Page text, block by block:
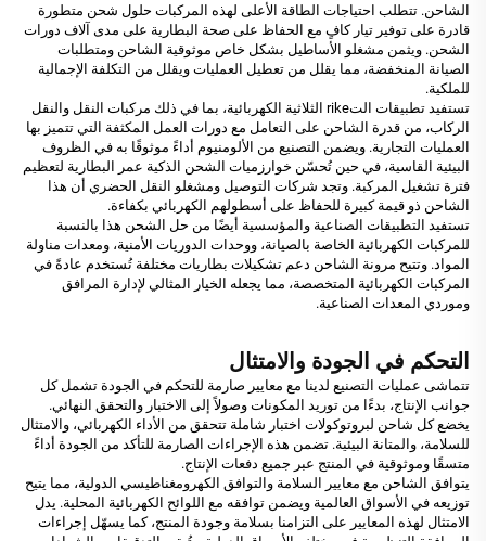
الشاحن. تتطلب احتياجات الطاقة الأعلى لهذه المركبات حلول شحن متطورة
قادرة على توفير تيار كافٍ مع الحفاظ على صحة البطارية على مدى آلاف دورات
الشحن. ويثمن مشغلو الأساطيل بشكل خاص موثوقية الشاحن ومتطلبات
الصيانة المنخفضة، مما يقلل من تعطيل العمليات ويقلل من التكلفة الإجمالية
للملكية.
تستفيد تطبيقات التrike الثلاثية الكهربائية، بما في ذلك مركبات النقل والنقل
الركاب، من قدرة الشاحن على التعامل مع دورات العمل المكثفة التي تتميز بها
العمليات التجارية. ويضمن التصنيع من الألومنيوم أداءً موثوقًا به في الظروف
البيئية القاسية، في حين تُحسّن خوارزميات الشحن الذكية عمر البطارية لتعظيم
فترة تشغيل المركبة. وتجد شركات التوصيل ومشغلو النقل الحضري أن هذا
الشاحن ذو قيمة كبيرة للحفاظ على أسطولهم الكهربائي بكفاءة.
تستفيد التطبيقات الصناعية والمؤسسية أيضًا من حل الشحن هذا بالنسبة
للمركبات الكهربائية الخاصة بالصيانة، ووحدات الدوريات الأمنية، ومعدات مناولة
المواد. وتتيح مرونة الشاحن دعم تشكيلات بطاريات مختلفة تُستخدم عادةً في
المركبات الكهربائية المتخصصة، مما يجعله الخيار المثالي لإدارة المرافق
وموردي المعدات الصناعية.
التحكم في الجودة والامتثال
تتماشى عمليات التصنيع لدينا مع معايير صارمة للتحكم في الجودة تشمل كل
جوانب الإنتاج، بدءًا من توريد المكونات وصولاً إلى الاختبار والتحقق النهائي.
يخضع كل شاحن لبروتوكولات اختبار شاملة تتحقق من الأداء الكهربائي، والامتثال
للسلامة، والمتانة البيئية. تضمن هذه الإجراءات الصارمة للتأكد من الجودة أداءً
متسقًا وموثوقية في المنتج عبر جميع دفعات الإنتاج.
يتوافق الشاحن مع معايير السلامة والتوافق الكهرومغناطيسي الدولية، مما يتيح
توزيعه في الأسواق العالمية ويضمن توافقه مع اللوائح الكهربائية المحلية. يدل
الامتثال لهذه المعايير على التزامنا بسلامة وجودة المنتج، كما يسهّل إجراءات